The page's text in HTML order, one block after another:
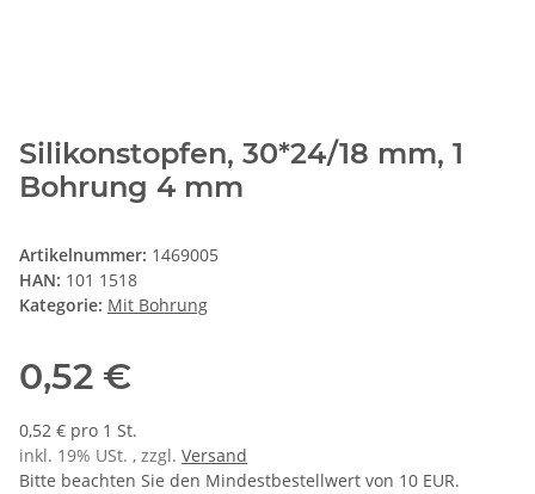
Silikonstopfen, 30*24/18 mm, 1
Bohrung 4 mm
Artikelnummer: 1469005
HAN: 101 1518
Kategorie: Mit Bohrung
0,52 €
0,52 € pro 1 St.
inkl. 19% USt. , zzgl. Versand
Bitte beachten Sie den Mindestbestellwert von 10 EUR.